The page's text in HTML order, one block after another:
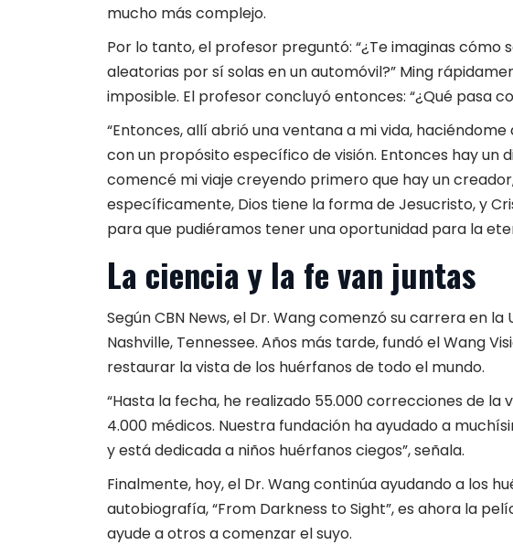
mucho más complejo.
Por lo tanto, el profesor preguntó: “¿Te imaginas cómo
aleatorias por sí solas en un automóvil?” Ming
imposible. El profesor concluyó entonces: “¿Qué pasa
“Entonces, allí abrió una ventana a mi vida,
con un propósito específico de visión. Entonces hay un
comencé mi viaje creyendo primero que hay un
específicamente, Dios tiene la forma de Jesucristo, y
para que pudiéramos tener una oportunidad para la
La ciencia y la fe van juntas
SegúnCBN News, el Dr. Wang comenzó su carrera en
Nashville, Tennessee. Años más tarde, fundó el Wang
restaurar la vista de los huérfanos de todo el mundo.
“Hasta la fecha, he realizado 55.000 correcciones de la
4.000 médicos. Nuestra fundación ha ayudado a
y está dedicada a niños huérfanos ciegos”, señala.
Finalmente, hoy, el Dr. Wang continúa ayudando a los
autobiografía, “From Darkness to Sight”, es ahora la
ayude a otros a comenzar el suyo.